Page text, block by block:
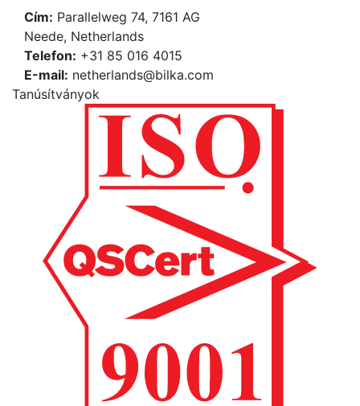
Cím: Parallelweg 74, 7161 AG
Neede, Netherlands
Telefon: +31 85 016 4015
Е-mail: netherlands@bilka.com
Tanúsítványok